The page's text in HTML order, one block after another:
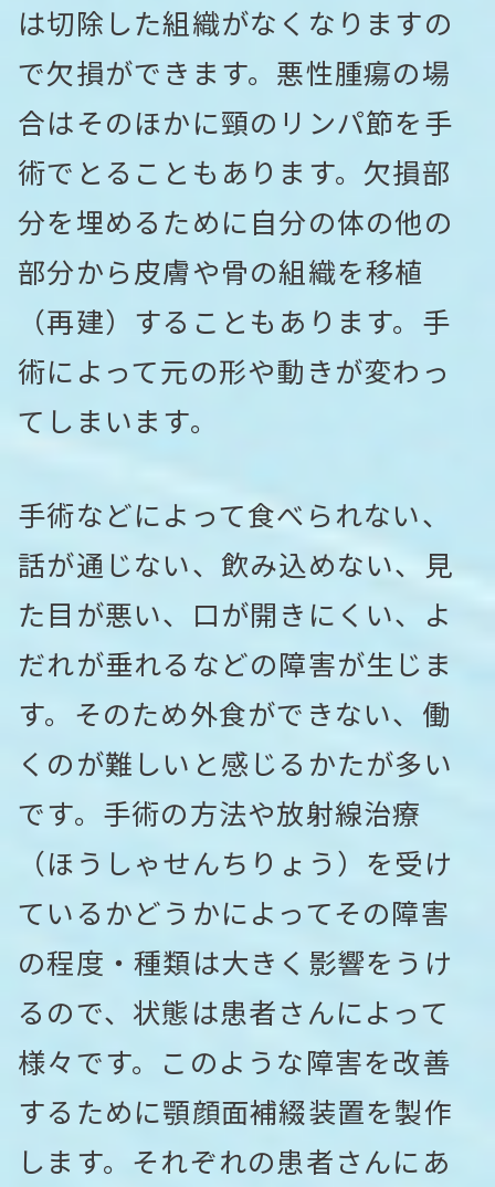
は切除した組織がなくなりますの
で欠損ができます。悪性腫瘍の場
合はそのほかに頸のリンパ節を手
術でとることもあります。欠損部
分を埋めるために自分の体の他の
部分から皮膚や骨の組織を移植
（再建）することもあります。手
術によって元の形や動きが変わっ
てしまいます。
手術などによって食べられない、
話が通じない、飲み込めない、見
た目が悪い、口が開きにくい、よ
だれが垂れるなどの障害が生じま
す。そのため外食ができない、働
くのが難しいと感じるかたが多い
です。手術の方法や放射線治療
（ほうしゃせんちりょう）を受け
ているかどうかによってその障害
の程度・種類は大きく影響をうけ
るので、状態は患者さんによって
様々です。このような障害を改善
するために顎顔面補綴装置を製作
します。それぞれの患者さんにあ